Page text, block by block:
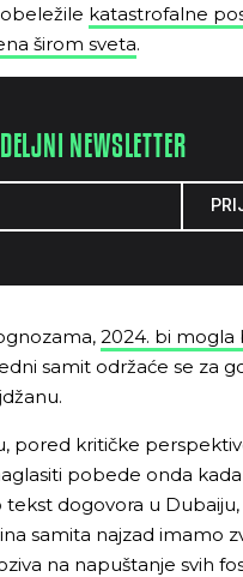
katastrofalne
širom sveta.
NEWSLETTER
2024. bi mogla
samit održaće se za
pored kritičke
pobede onda
tekst dogovora u Dubaiju,
samita najzad imamo
na napuštanje svih